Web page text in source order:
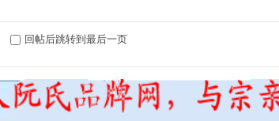
回帖后跳转到最后一页